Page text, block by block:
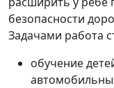
безопасности
Задачами работа
обучение